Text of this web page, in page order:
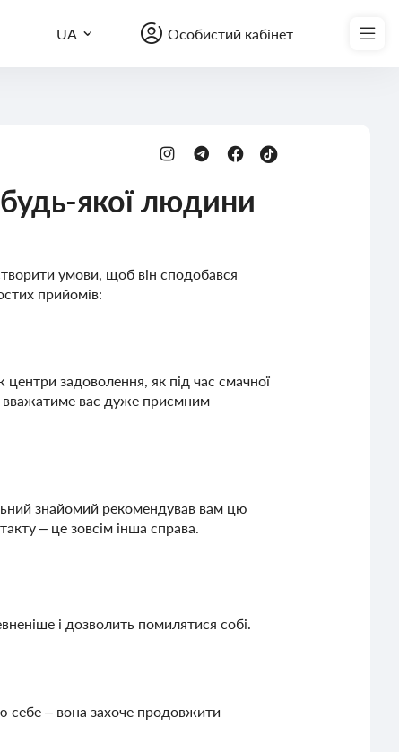
UA Особистий кабінет
якої людини
умови, щоб він сподобався
прийомів:
задоволення, як під час смачної
вважатиме вас дуже приємним
знайомий рекомендував вам цю
– це зовсім інша справа.
і дозволить помилятися собі.
себе – вона захоче продовжити